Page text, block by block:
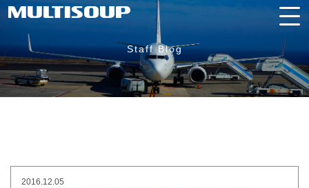
Staff Blog
2016.12.05